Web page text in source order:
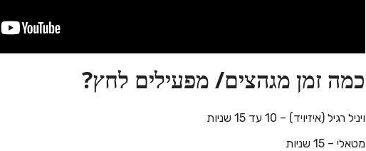
כמה זמן מגהצים/ מפעילים לחץ?
ויניל רגיל (איזיויד) – 10 עד 15 שניות
מטאלי – 15 שניות